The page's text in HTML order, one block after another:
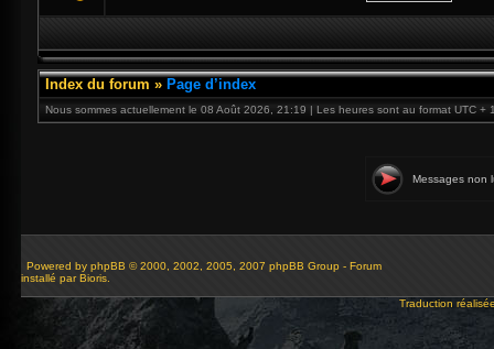
Index du forum » Page d’index
Nous sommes actuellement le 08 Août 2026, 21:19 | Les heures sont au format UTC +
Messages non
Powered by phpBB © 2000, 2002, 2005, 2007 phpBB Group - Forum
installé par Bioris.
Traduction